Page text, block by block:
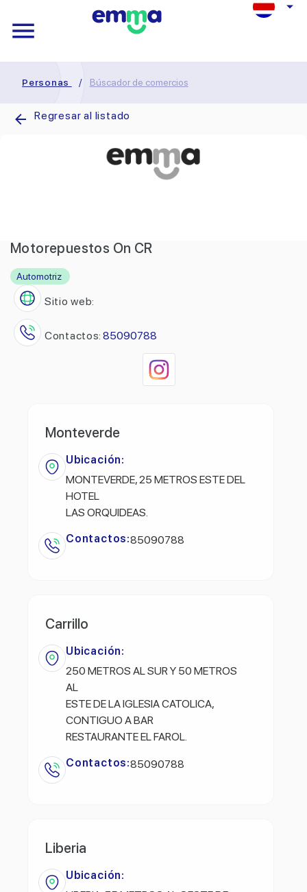
Personas / Búscador de comercios
Regresar al listado
Motorepuestos On CR
Automotriz
Sitio web:
Contactos: 85090788
Monteverde
Ubicación:
MONTEVERDE, 25 METROS ESTE DEL
HOTEL
LAS ORQUIDEAS.
Contactos:85090788
Carrillo
Ubicación:
250 METROS AL SUR Y 50 METROS
AL
ESTE DE LA IGLESIA CATOLICA,
CONTIGUO A BAR
RESTAURANTE EL FAROL.
Contactos:85090788
Liberia
Ubicación: